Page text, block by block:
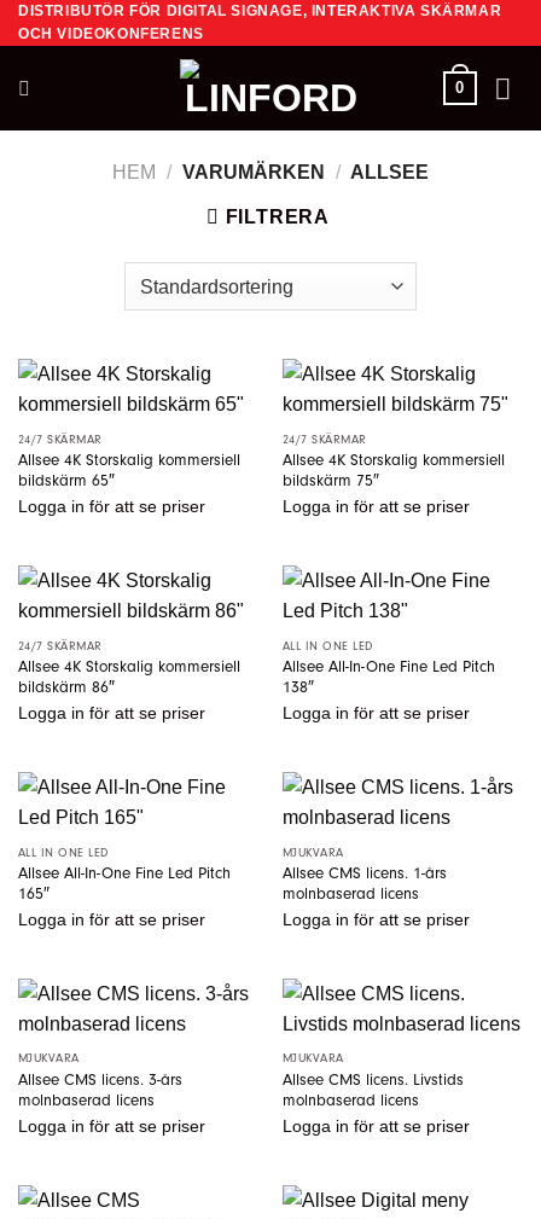
Skip
to
DISTRIBUTÖR FÖR DIGITAL SIGNAGE, INTERAKTIVA SKÄRMAR
OCH VIDEOKONFERENS
0
HEM / VARUMÄRKEN / ALLSEE
FILTRERA
24/7 SKÄRMAR
Allsee 4K Storskalig kommersiell
bildskärm 65″
Logga in för att se priser
24/7 SKÄRMAR
Allsee 4K Storskalig kommersiell
bildskärm 75″
Logga in för att se priser
24/7 SKÄRMAR
Allsee 4K Storskalig kommersiell
bildskärm 86″
Logga in för att se priser
ALL IN ONE LED
Allsee All-In-One Fine Led Pitch
138″
Logga in för att se priser
ALL IN ONE LED
Allsee All-In-One Fine Led Pitch
165″
Logga in för att se priser
MJUKVARA
Allsee CMS licens. 1-års
molnbaserad licens
Logga in för att se priser
MJUKVARA
Allsee CMS licens. 3-års
molnbaserad licens
Logga in för att se priser
MJUKVARA
Allsee CMS licens. Livstids
molnbaserad licens
Logga in för att se priser